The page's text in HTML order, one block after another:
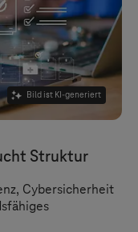
Bild ist KI-generiert
Struktur
Cybersicherheit